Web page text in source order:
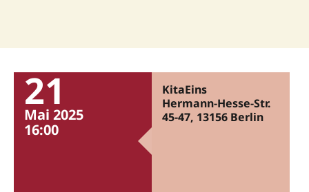
21
Mai 2025
16:00
KitaEins
Hermann-Hesse-Str.
45-47, 13156 Berlin